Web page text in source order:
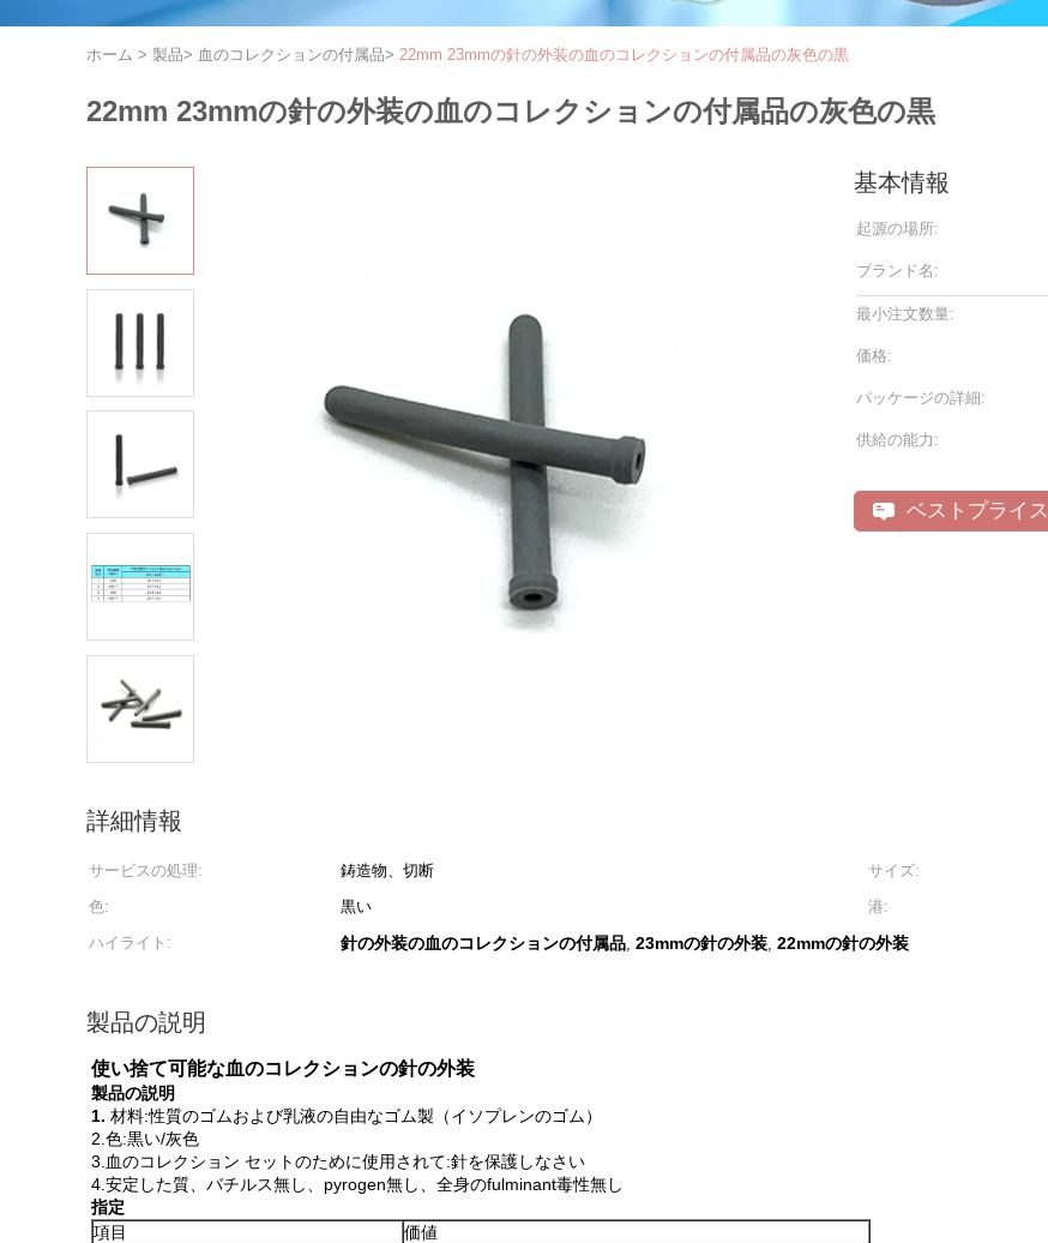
ホーム > 製品> 血のコレクションの付属品> 22mm 23mmの針の外装の血のコレクションの付属品の灰色の黒
22mm 23mmの針の外装の血のコレクションの付属品の灰色の黒
基本情報
起源の場所:
ブランド名:
最小注文数量:
価格:
パッケージの詳細:
供給の能力:
ベストプライス
詳細情報
サービスの処理: 鋳造物、切断 サイズ:
色:
黒い 港:
ハイライト:
針の外装の血のコレクションの付属品, 23mmの針の外装, 22mmの針の外装
製品の説明
使い捨て可能な血のコレクションの針の外装
製品の説明
1. 材料:性質のゴムおよび乳液の自由なゴム製（イソプレンのゴム）
2.色:黒い/灰色
3.血のコレクション セットのために使用されて:針を保護しなさい
4.安定した質、バチルス無し、pyrogen無し、全身のfulminant毒性無し
指定
項目
価値